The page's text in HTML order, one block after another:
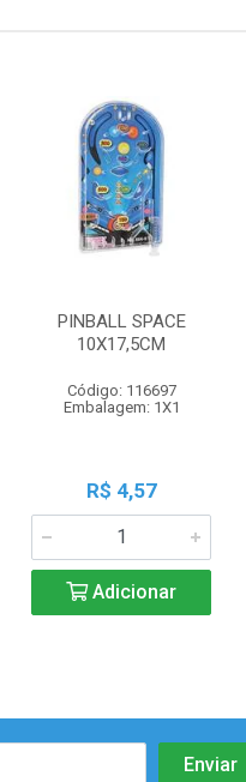
PINBALL SPACE
10X17,5CM
Código: 116697
Embalagem: 1X1
R$ 4,57
Adicionar